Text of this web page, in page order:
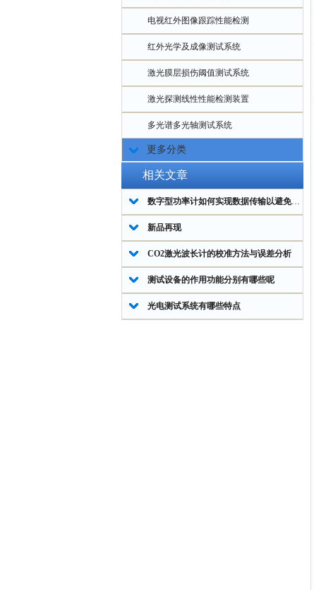
电视红外图像跟踪性能检测
红外光学及成像测试系统
激光膜层损伤阈值测试系统
激光探测线性性能检测装置
多光谱多光轴测试系统
更多分类
相关文章
数字型功率计如何实现数据传输以避免干扰？
新品再现
CO2激光波长计的校准方法与误差分析
测试设备的作用功能分别有哪些呢
光电测试系统有哪些特点